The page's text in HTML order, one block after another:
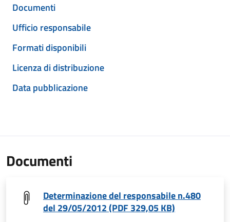
Documenti
Ufficio responsabile
Formati disponibili
Licenza di distribuzione
Data pubblicazione
Documenti
Determinazione del responsabile n.480
del 29/05/2012 (PDF 329,05 KB)